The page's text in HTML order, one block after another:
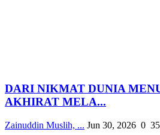
DARI NIKMAT DUNIA
AKHIRAT MELA...
Zainuddin Muslih, ... Jun 30, 2026 0 35